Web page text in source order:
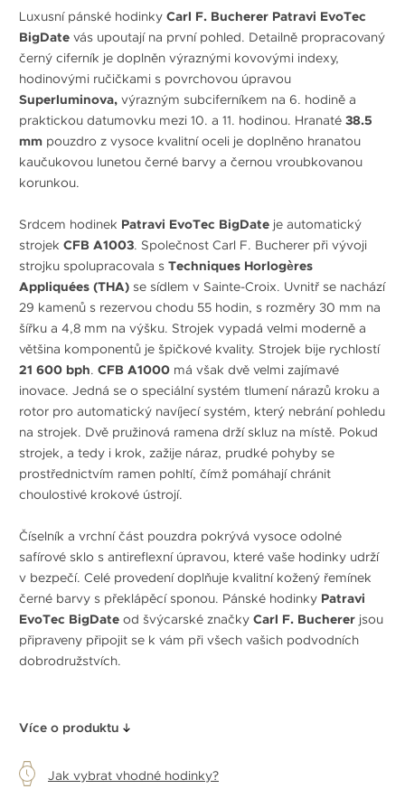
Luxusní pánské hodinky Carl F. Bucherer Patravi EvoTec
BigDate vás upoutají na první pohled. Detailně propracovaný
černý ciferník je doplněn výraznými kovovými indexy,
hodinovými ručičkami s povrchovou úpravou
Superluminova, výrazným subciferníkem na 6. hodině a
praktickou datumovku mezi 10. a 11. hodinou. Hranaté 38.5
mm pouzdro z vysoce kvalitní oceli je doplněno hranatou
kaučukovou lunetou černé barvy a černou vroubkovanou
korunkou.
Srdcem hodinek Patravi EvoTec BigDate je automatický
strojek CFB A1003. Společnost Carl F. Bucherer při vývoji
strojku spolupracovala s Techniques Horlogères
Appliquées (THA) se sídlem v Sainte-Croix. Uvnitř se nachází
29 kamenů s rezervou chodu 55 hodin, s rozměry 30 mm na
šířku a 4,8 mm na výšku. Strojek vypadá velmi moderně a
většina komponentů je špičkové kvality. Strojek bije rychlostí
21 600 bph. CFB A1000 má však dvě velmi zajímavé
inovace. Jedná se o speciální systém tlumení nárazů kroku a
rotor pro automatický navíjecí systém, který nebrání pohledu
na strojek. Dvě pružinová ramena drží skluz na místě. Pokud
strojek, a tedy i krok, zažije náraz, prudké pohyby se
prostřednictvím ramen pohltí, čímž pomáhají chránit
choulostivé krokové ústrojí.
Číselník a vrchní část pouzdra pokrývá vysoce odolné
safírové sklo s antireflexní úpravou, které vaše hodinky udrží
v bezpečí. Celé provedení doplňuje kvalitní kožený řemínek
černé barvy s překlápěcí sponou. Pánské hodinky Patravi
EvoTec BigDate od švýcarské značky Carl F. Bucherer jsou
připraveny připojit se k vám při všech vašich podvodních
dobrodružstvích.
Více o produktu
Jak vybrat vhodné hodinky?